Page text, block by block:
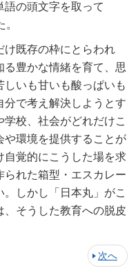
語の頭文字を取って
既存の枠にとらわれ
豊かな情緒を育て、思
いも甘いも酸っぱいも
で考え解決しようとす
校、社会がどれだけこ
や環境を提供することが
自覚的にこうした場を求
れた箱型・エスカレー
しかし「日本丸」がこ
そうした教育への脱皮
次へ